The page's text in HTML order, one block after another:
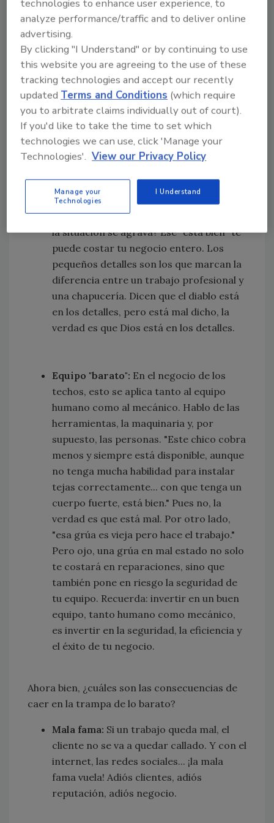
conformes con menos; como dice
Collins, lo bueno es la barrera hacia la
excelencia.
Detalles "sin importancia": "Ese clavo
mal puesto en la teja no se va a notar, ya
me quiero ir a casa, ya está bien esta
vaina." ¡Error! ¿Y si esa teja se suelta con
el viento y causa un daño mayor? O en un
pasa si un empleado tuyo deja unos
clavos en el patio de un cliente y luego
uno de sus chiquitos los pisa, se infecta y
la situación se agrava? Ese "está bien" te
puede costar tu negocio entero. Los
pequeños detalles son los que marcan la
diferencia entre un trabajo profesional y
una chapucería. Dicen que el diablo está
en los detalles, pero está mal dicho, la
verdad es que Dios está en los detalles.
Equipo "barato": En el negocio de los
techos, esto se aplica tanto al equipo
humano como al mecánico. Hablo de las
herramientas, la maquinaria y, por
supuesto, las personas. "Este chico cobra
menos y siempre está disponible, aunque
no tenga mucha habilidad para instalar
tejas correctamente... con que tenga un
cuerpo fuerte, está bien." Pues no, la
verdad es que está mal. Por otro lado,
"esa grúa es vieja pero hace el trabajo."
Pero ojo, una grúa en mal estado no solo
te costará en reparaciones, sino que
también pone en riesgo la seguridad de
tu equipo. Recuerda: invertir en un buen
equipo, tanto humano como mecánico,
es invertir en la seguridad, la eficiencia y
el éxito de tu negocio.
Ahora bien, ¿cuáles son las consecuencias de
caer en la trampa de lo barato?
Mala fama: Si un trabajo queda mal, el
cliente no se va a quedar callado. Y con el
internet, las redes sociales... ¡la mala
fama vuela! Adiós clientes, adiós
reputación, adiós negocio.
technologies to enhance user experience, to
analyze performance/traffic and to deliver online
advertising.
By clicking "I Understand" or by continuing to use
this website you are agreeing to the use of these
tracking technologies and accept our recently
updatedTerms and Conditions (which require
you to arbitrate claims individually out of court).
If you'd like to take the time to set which
technologies we can use, click 'Manage your
Technologies'. View our Privacy Policy
Manage your
Technologies
I Understand